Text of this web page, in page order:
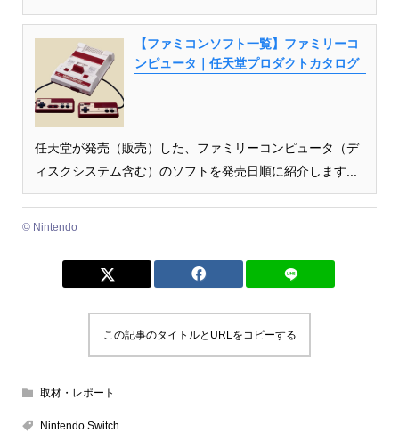
【ファミコンソフト一覧】ファミリーコ
ンピュータ｜任天堂プロダクトカタログ
任天堂が発売（販売）した、ファミリーコンピュータ（デ
ィスクシステム含む）のソフトを発売日順に紹介します...
© Nintendo
この記事のタイトルとURLをコピーする
取材・レポート
Nintendo Switch